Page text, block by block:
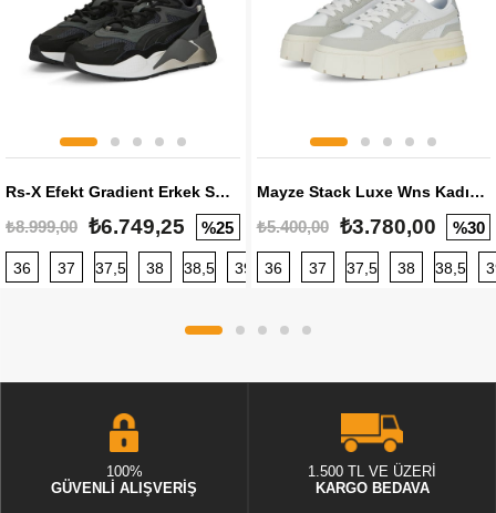
Rs-X Efekt Gradient Erkek Sneaker
₺8.999,00 ₺6.749,25 %25
36 37 37,5 38 38,5 39 40 40,5 41 42 42,5
Mayze Stack Luxe Wns Kadın Sneaker
₺5.400,00 ₺3.780,00 %30
36 37 37,5 38 38,5
100%
GÜVENLİ ALIŞVERİŞ
1.500 TL VE ÜZERİ
KARGO BEDAVA